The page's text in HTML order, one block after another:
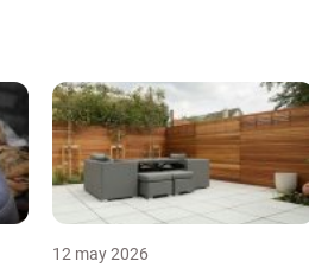
12 may 2026